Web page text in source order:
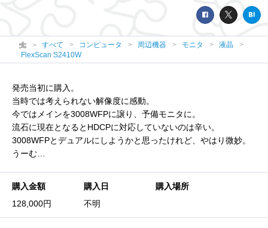
すべて コンピュータ 周辺機器 モニタ
液晶
FlexScan S2410W
発売当初に購入。
当時では考えられない解像度に感動。
今ではメインを3008WFPに譲り、予備モニタに。
流石に現在となるとHDCPに対応していないのは辛い。
3008WFPとデュアルにしようかと思ったけれど、やはり微妙。
うーむ…
購入金額
128,000円
購入日
不明
購入場所